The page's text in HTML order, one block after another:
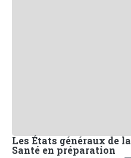
Les États généraux de la
Santé en préparation